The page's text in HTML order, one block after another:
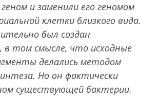
и заменили его геномом
клетки близкого вида.
был создан
в том смысле, что исходные
делались методом
Но он фактически
существующей бактерии.